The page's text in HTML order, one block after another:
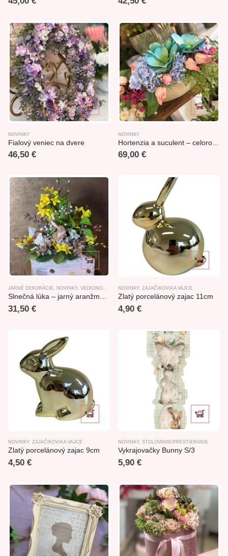
NOVINKY
Fialový veniec na dvere
46,50 €
NOVINKY
69,00 €
JARNÉ DEKORÁCIE NOVINKY, VEĽKONOČNÉ ARANŽMÁNY
31,50 €
NOVINKY, ZAJAČIKOVIA A VAJCE
Zlatý porcelánový zajac 11cm
4,90 €
NOVINKY, ZAJAČIKOVIA A VAJCE
Zlatý porcelánový zajac 9cm
4,50 €
NOVINKY, STOLOVANIE/PRESTIERANIE
Vykrajovačky Bunny S/3
5,90 €